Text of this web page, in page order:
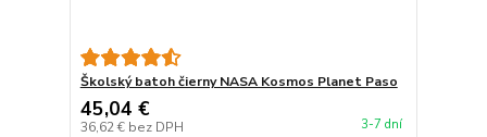
Školský batoh čierny NASA Kosmos Planet Paso
45,04 €
36,62 € bez DPH 3-7 dní